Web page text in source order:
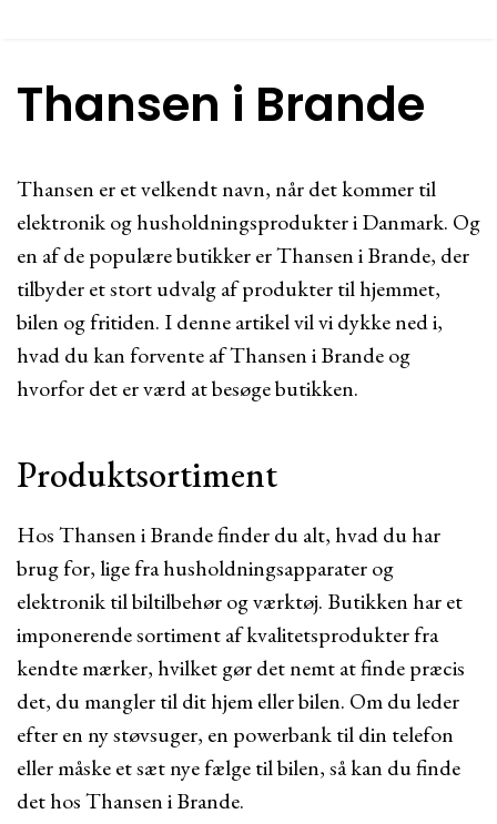
Thansen i Brande
Thansen er et velkendt navn, når det kommer til
elektronik og husholdningsprodukter i Danmark. Og
en af de populære butikker er Thansen i Brande, der
tilbyder et stort udvalg af produkter til hjemmet,
bilen og fritiden. I denne artikel vil vi dykke ned i,
hvad du kan forvente af Thansen i Brande og
hvorfor det er værd at besøge butikken.
Produktsortiment
Hos Thansen i Brande finder du alt, hvad du har
brug for, lige fra husholdningsapparater og
elektronik til biltilbehør og værktøj. Butikken har et
imponerende sortiment af kvalitetsprodukter fra
kendte mærker, hvilket gør det nemt at finde præcis
det, du mangler til dit hjem eller bilen. Om du leder
efter en ny støvsuger, en powerbank til din telefon
eller måske et sæt nye fælge til bilen, så kan du finde
det hos Thansen i Brande.